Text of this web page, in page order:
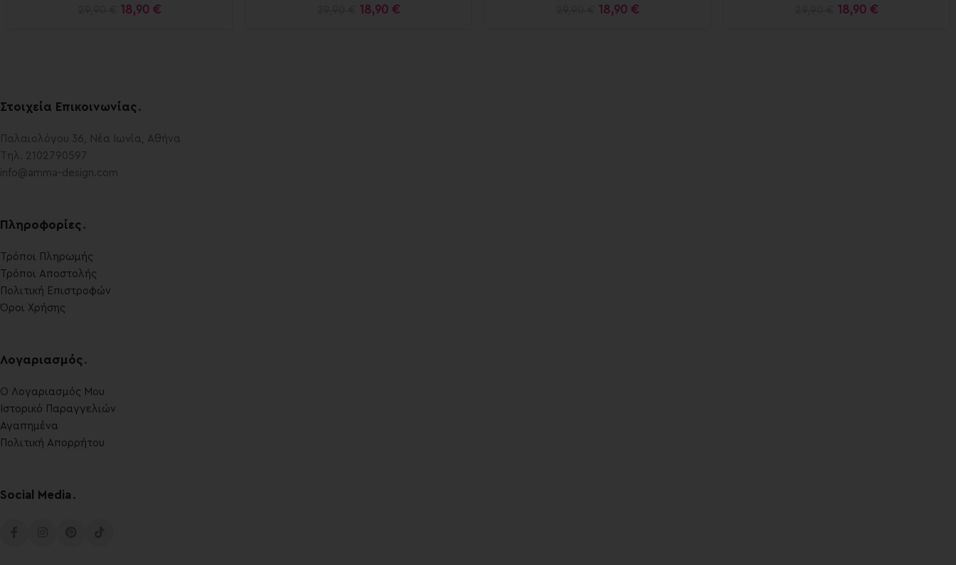
18,90 € 18,90 € 18,90 € 18,90 €
Στοιχεία Επικοινωνίας .
Παλαιολόγου 36, Νέα Ιωνία, Αθήνα
Τηλ. 2102790597
info@amma-design.com
Πληροφορίες .
Τρόποι Πληρωμής
Τρόποι Αποστολής
Πολιτική Επιστροφών
Όροι Χρήσης
Λογαριασμός .
Ο Λογαριασμός Μου
Ιστορικό Παραγγελιών
Αγαπημένα
Πολιτική Απορρήτου
Social Media .